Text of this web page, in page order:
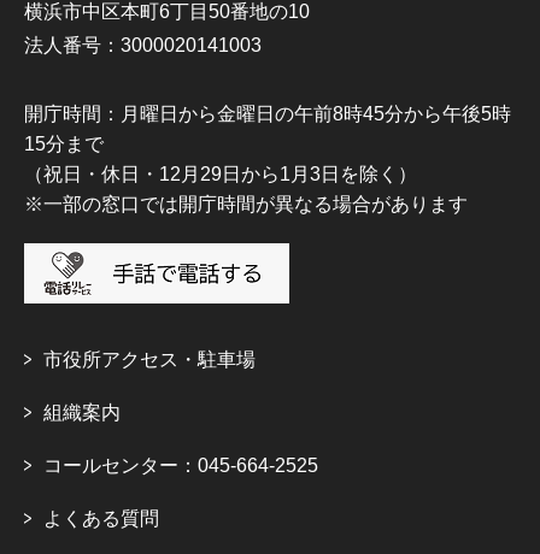
横浜市中区本町6丁目50番地の10
法人番号：3000020141003
開庁時間：月曜日から金曜日の午前8時45分から午後5時
15分まで
（祝日・休日・12月29日から1月3日を除く）
※一部の窓口では開庁時間が異なる場合があります
市役所アクセス・駐車場
組織案内
コールセンター：045-664-2525
よくある質問